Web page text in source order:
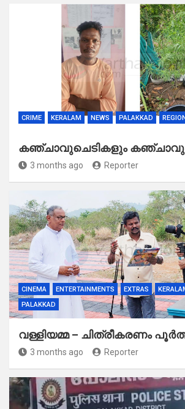
CRIME KERALAM NEWS PALAKKAD
കഞ്ചാവുചെടികളും കഞ്ചാവും
3 months ago Reporter
CINEMA ENTERTAINMENTS EXTRAS
PALAKKAD
വള്ളിയമ്മ – ചിത്രീകരണം
3 months ago Reporter